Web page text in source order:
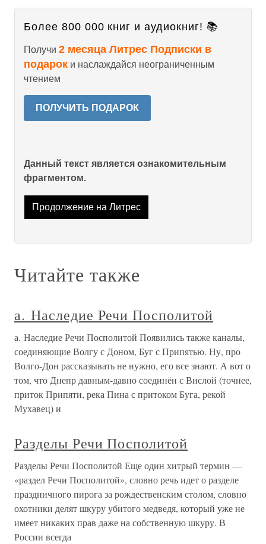
Более 800 000 книг и аудиокниг! 📚
Получи 2 месяца Литрес Подписки в
подарок и наслаждайся неограниченным
чтением
ПОЛУЧИТЬ ПОДАРОК
Данный текст является ознакомительным
фрагментом.
Продолжение на Литрес
Читайте также
а. Наследие Речи Посполитой
а. Наследие Речи Посполитой Появились также каналы,
соединяющие Волгу с Доном, Буг с Припятью. Ну, про
Волго-Дон рассказывать не нужно, его все знают. А вот о
том, что Днепр давным-давно соединён с Вислой (точнее,
приток Припяти, река Пина с притоком Буга, рекой
Мухавец) и
Разделы Речи Посполитой
Разделы Речи Посполитой Еще один хитрый термин —
«раздел Речи Посполитой», словно речь идет о разделе
праздничного пирога за рождественским столом, словно
охотники делят шкуру убитого медведя, который уже не
имеет никаких прав даже на собственную шкуру. В
России всегда